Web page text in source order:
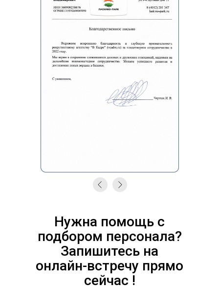
Нужна помощь с
подбором персонала?
Запишитесь на
онлайн-встречу прямо
сейчас !